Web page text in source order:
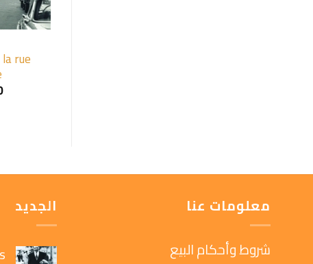
rue
معلومات عنا
شروط وأحكام البيع
الجديد